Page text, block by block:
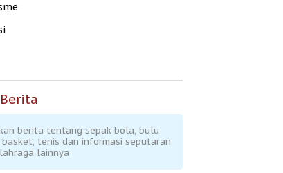
berita tentang sepak bola, bulu
basket, tenis dan informasi seputaran
lainnya